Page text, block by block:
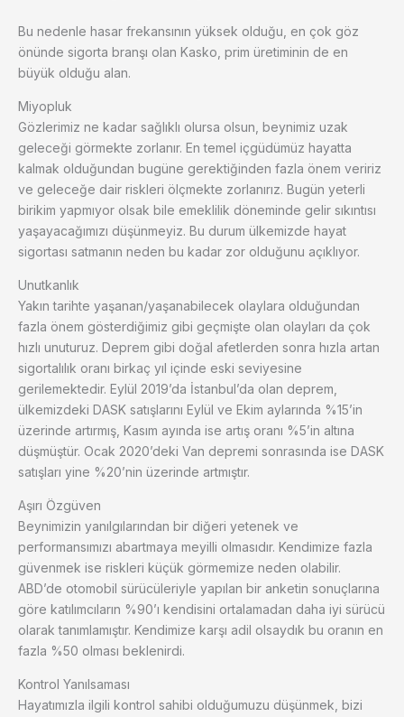
Bu nedenle hasar frekansının yüksek olduğu, en çok göz
önünde sigorta branşı olan Kasko, prim üretiminin de en
büyük olduğu alan.
Miyopluk
Gözlerimiz ne kadar sağlıklı olursa olsun, beynimiz uzak
geleceği görmekte zorlanır. En temel içgüdümüz hayatta
kalmak olduğundan bugüne gerektiğinden fazla önem veririz
ve geleceğe dair riskleri ölçmekte zorlanırız. Bugün yeterli
birikim yapmıyor olsak bile emeklilik döneminde gelir sıkıntısı
yaşayacağımızı düşünmeyiz. Bu durum ülkemizde hayat
sigortası satmanın neden bu kadar zor olduğunu açıklıyor.
Unutkanlık
Yakın tarihte yaşanan/yaşanabilecek olaylara olduğundan
fazla önem gösterdiğimiz gibi geçmişte olan olayları da çok
hızlı unuturuz. Deprem gibi doğal afetlerden sonra hızla artan
sigortalılık oranı birkaç yıl içinde eski seviyesine
gerilemektedir. Eylül 2019’da İstanbul’da olan deprem,
ülkemizdeki DASK satışlarını Eylül ve Ekim aylarında %15’in
üzerinde artırmış, Kasım ayında ise artış oranı %5’in altına
düşmüştür. Ocak 2020’deki Van depremi sonrasında ise DASK
satışları yine %20’nin üzerinde artmıştır.
Aşırı Özgüven
Beynimizin yanılgılarından bir diğeri yetenek ve
performansımızı abartmaya meyilli olmasıdır. Kendimize fazla
güvenmek ise riskleri küçük görmemize neden olabilir.
ABD’de otomobil sürücüleriyle yapılan bir anketin sonuçlarına
göre katılımcıların %90’ı kendisini ortalamadan daha iyi sürücü
olarak tanımlamıştır. Kendimize karşı adil olsaydık bu oranın en
fazla %50 olması beklenirdi.
Kontrol Yanılsaması
Hayatımızla ilgili kontrol sahibi olduğumuzu düşünmek, bizi